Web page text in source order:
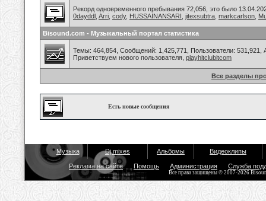
Рекорд одновременного пребывания 72,056, это было
0dayddl Arri cody, HUSSAINANSARI jitexsubtra markcarlson
Bisound.com - Музыкальный портал статистика
Темы: 464,854, Сообщений: 1,425,771, Пользователи: 531,921,
Приветствуем нового пользователя, playhitclubitcom
Все разделы
Есть новые сообщения
Музыка Dj mixes Альбомы Видеоклипы
Реклама на сайте Помощь Администрация Служба
Все права защищены © 2007-2026